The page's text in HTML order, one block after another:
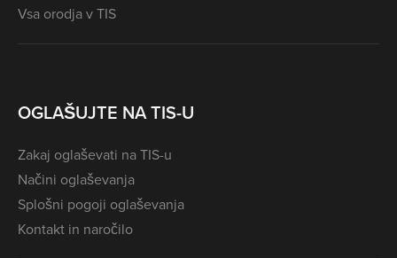
Vsa orodja v TIS
OGLAŠUJTE NA TIS-U
Zakaj oglaševati na TIS-u
Načini oglaševanja
Splošni pogoji oglaševanja
Kontakt in naročilo